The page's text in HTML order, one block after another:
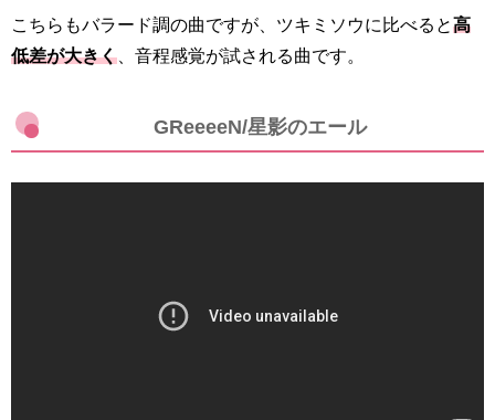
こちらもバラード調の曲ですが、ツキミソウに比べると高
低差が大きく 、音程感覚が試される曲です。
GReeeeN/星影のエール